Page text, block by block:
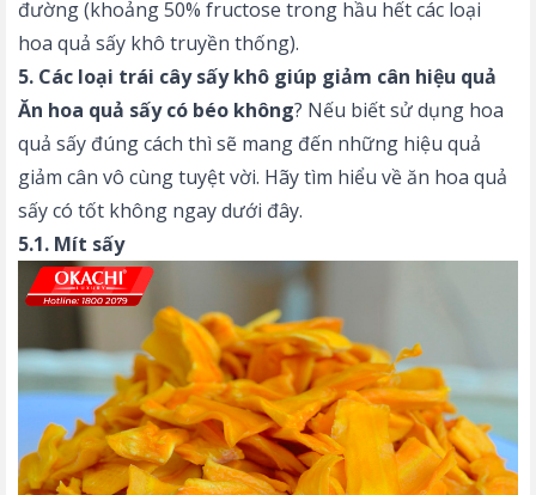
đường (khoảng 50% fructose trong hầu hết các loại
hoa quả sấy khô truyền thống).
5. Các loại trái cây sấy khô giúp giảm cân hiệu quả
Ăn hoa quả sấy có béo không? Nếu biết sử dụng hoa
quả sấy đúng cách thì sẽ mang đến những hiệu quả
giảm cân vô cùng tuyệt vời. Hãy tìm hiểu về ăn hoa quả
sấy có tốt không ngay dưới đây.
5.1. Mít sấy